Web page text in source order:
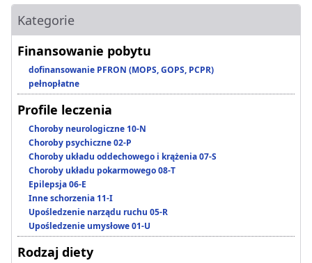
Kategorie
Finansowanie pobytu
dofinansowanie PFRON (MOPS, GOPS, PCPR)
pełnopłatne
Profile leczenia
Choroby neurologiczne 10-N
Choroby psychiczne 02-P
Choroby układu oddechowego i krążenia 07-S
Choroby układu pokarmowego 08-T
Epilepsja 06-E
Inne schorzenia 11-I
Upośledzenie narządu ruchu 05-R
Upośledzenie umysłowe 01-U
Rodzaj diety